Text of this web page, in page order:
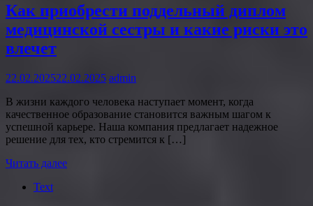
Как приобрести поддельный диплом
медицинской сестры и какие риски это
влечет
22.02.202522.02.2025 admin
В жизни каждого человека наступает момент, когда
качественное образование становится важным шагом к
успешной карьере. Наша компания предлагает надежное
решение для тех, кто стремится к […]
Читать далее
Text